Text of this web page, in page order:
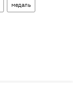
медаль